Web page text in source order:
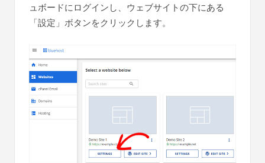
ュボードにログインし、ウェブサイトの下にある
「設定」ボタンをクリックします。